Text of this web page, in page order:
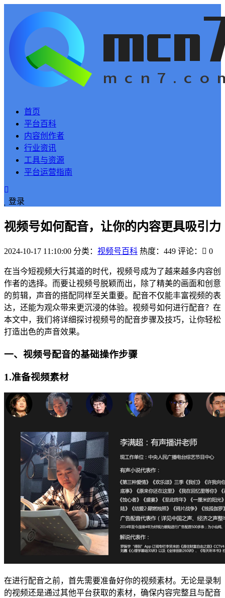
首页
平台百科
内容创作者
行业资讯
工具与资源
平台运营指南
登录
视频号如何配音，让你的内容更具吸引力
2024-10-17 11:10:00 分类： 视频号百科 热度：449 评论： 0
在当今短视频大行其道的时代，视频号成为了越来越多内容创
作者的选择。而要让视频号脱颖而出，除了精美的画面和创意
的剪辑，声音的搭配同样至关重要。配音不仅能丰富视频的表
达，还能为观众带来更沉浸的体验。视频号如何进行配音？在
本文中，我们将详细探讨视频号的配音步骤及技巧，让你轻松
打造出色的声音效果。
一、视频号配音的基础操作步骤
1.准备视频素材
在进行配音之前，首先需要准备好你的视频素材。无论是录制
的视频还是通过其他平台获取的素材，确保内容完整且与配音